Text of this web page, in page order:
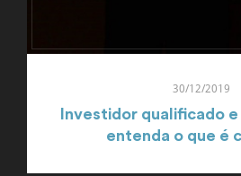
30/12/2019
Investidor qualificado
entenda o que é